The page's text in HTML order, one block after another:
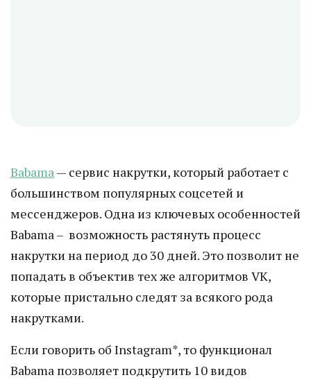
Babama— сервис накрутки, который работает с
большинством популярных соцсетей и
мессенджеров. Одна из ключевых особенностей
Babama – возможность растянуть процесс
накрутки на период до 30 дней. Это позволит не
попадать в объектив тех же алгоритмов VK,
которые пристально следят за всякого рода
накрутками.
Если говорить об Instagram*, то функционал
Babama позволяет подкрутить 10 видов